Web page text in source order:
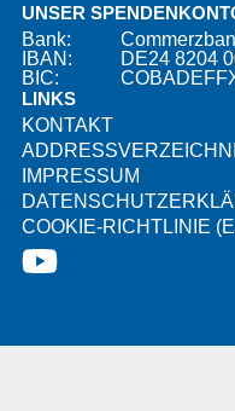
UNSER
Bank:
IBAN:
DE24 8204
BIC:
LINKS
KONTAKT
IMPRESSUM
COOKIE-RICHTLINIE